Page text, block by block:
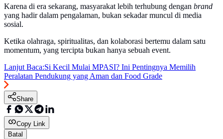
Karena di era sekarang, masyarakat lebih terhubung dengan brand
yang hadir dalam pengalaman, bukan sekadar muncul di media
sosial.
Ketika olahraga, spiritualitas, dan kolaborasi bertemu dalam satu
momentum, yang tercipta bukan hanya sebuah event.
Lanjut Baca:Si Kecil Mulai MPASI? Ini Pentingnya Memilih
Peralatan Pendukung yang Aman dan Food Grade
Share
Copy Link
Batal